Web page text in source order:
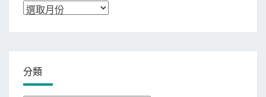
彙
分類